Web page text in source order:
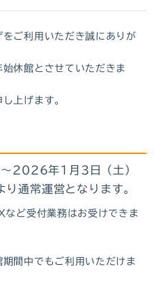
ご利用いただき誠にありが
休館とさせていただきま
上げます。
2026年1月3日（土）
通常運営となります。
ど受付業務はお受けできま
期間中でもご利用いただけま